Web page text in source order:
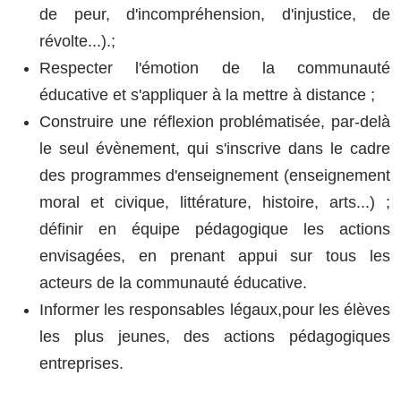
de peur, d'incompréhension, d'injustice, de
révolte...).;
Respecter l'émotion de la communauté
éducative et s'appliquer à la mettre à distance ;
Construire une réflexion problématisée, par-delà
le seul évènement, qui s'inscrive dans le cadre
des programmes d'enseignement (enseignement
moral et civique, littérature, histoire, arts...) ;
définir en équipe pédagogique les actions
envisagées, en prenant appui sur tous les
acteurs de la communauté éducative.
Informer les responsables légaux,pour les élèves
les plus jeunes, des actions pédagogiques
entreprises.